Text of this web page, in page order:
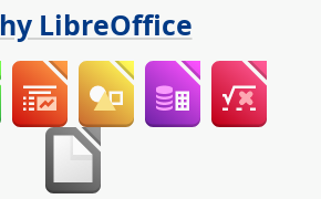
LibreOffice